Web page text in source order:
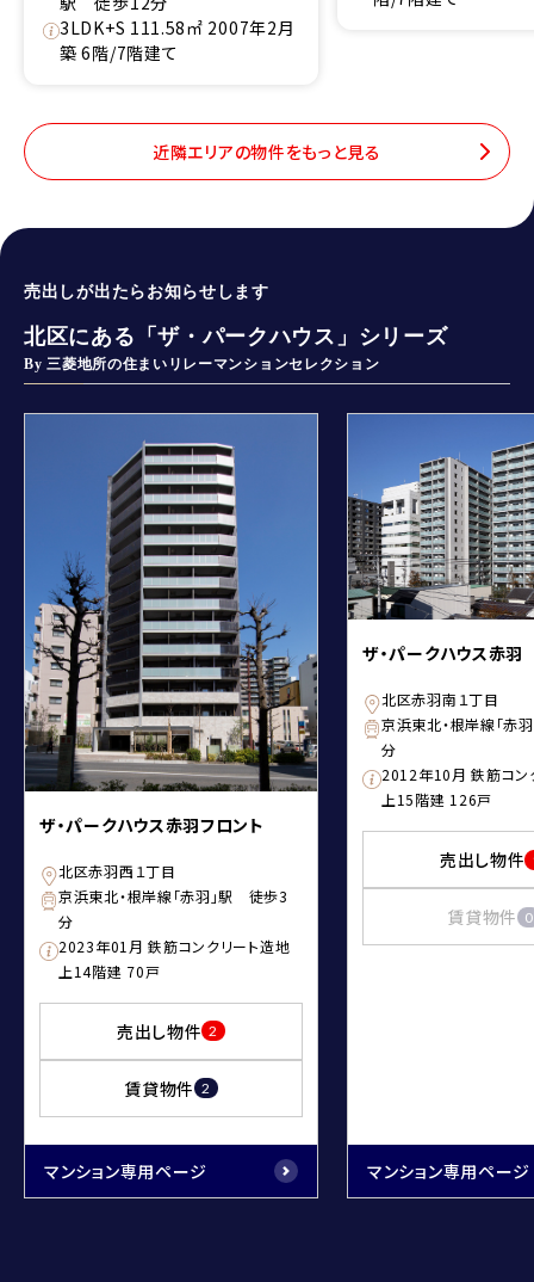
3LDK+S 111.58㎡ 2007年2月
築 6階/7階建て
近隣エリアの物件をもっと見る
売出しが出たらお知らせします
北区にある「ザ・パークハウス」シリーズ
By 三菱地所の住まいリレーマンションセレクション
ザ・パークハウス赤羽フロント
北区赤羽西１丁目
京浜東北・根岸線「赤羽」駅 徒歩3
分
2023年01月 鉄筋コンクリート造地
上14階建 70戸
売出し物件 2
賃貸物件 2
マンション専用ページ
ザ・パークハウス赤羽
北区赤羽南１丁目
京浜東北・根岸線「赤
分
2012年10月 鉄筋コン
上15階建 126戸
売出し物件
賃貸物件 0
マンション専用ページ